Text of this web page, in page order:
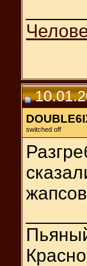
switched off